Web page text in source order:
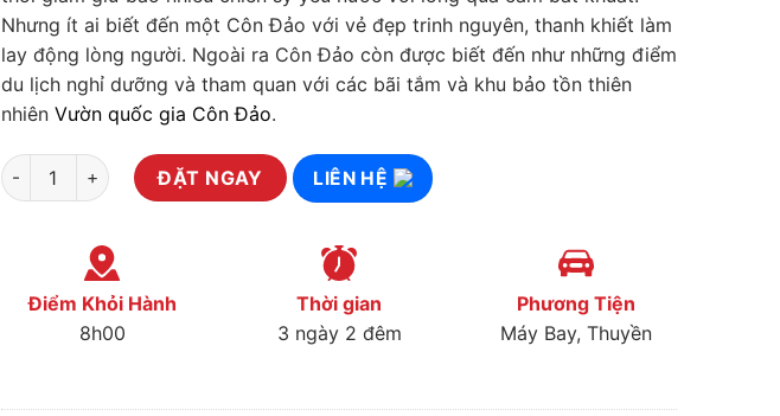
Nhưng ít ai biết đến một Côn Đảo với vẻ đẹp trinh nguyên, thanh khiết làm
lay động lòng người. Ngoài ra Côn Đảo còn được biết đến như những điểm
du lịch nghỉ dưỡng và tham quan với các bãi tắm và khu bảo tồn thiên
nhiên Vườn quốc gia Côn Đảo.
Tour Tham Quan Tại Côn Đảo | 3 Ngày 2 Đêm quantity
ĐẶT NGAY LIÊN HỆ
Điểm Khỏi Hành
8h00
Thời gian
3 ngày 2 đêm
Phương Tiện
Máy Bay, Thuyền